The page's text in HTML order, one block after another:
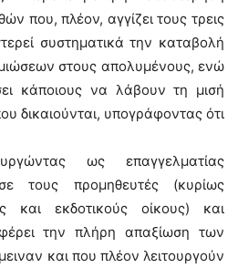
που, πλέον, αγγίζει τους τρεις
συστηματικά την καταβολή
στους απολυμένους, ενώ
κάποιους να λάβουν τη μισή
δικαιούνται, υπογράφοντας ότι
ως επαγγελματίας
τους προμηθευτές (κυρίως
και εκδοτικούς οίκους) και
την πλήρη απαξίωση των
και που πλέον λειτουργούν